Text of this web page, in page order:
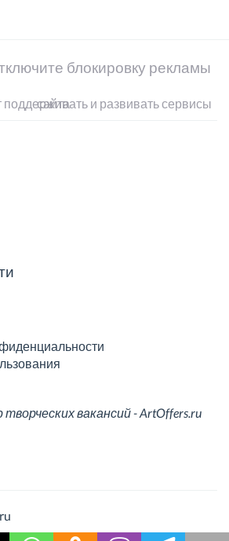
блокировку рекламы
Реклама помогает поддерживать и развивать сервисы сайта
вакансий - ArtOffers.ru